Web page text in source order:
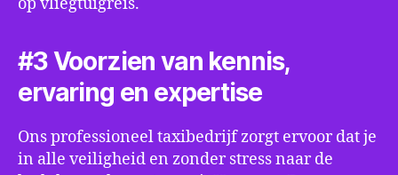
#3 Voorzien van kennis,
ervaring en expertise
Ons professioneel taxibedrijf zorgt ervoor dat je
in alle veiligheid en zonder stress naar de